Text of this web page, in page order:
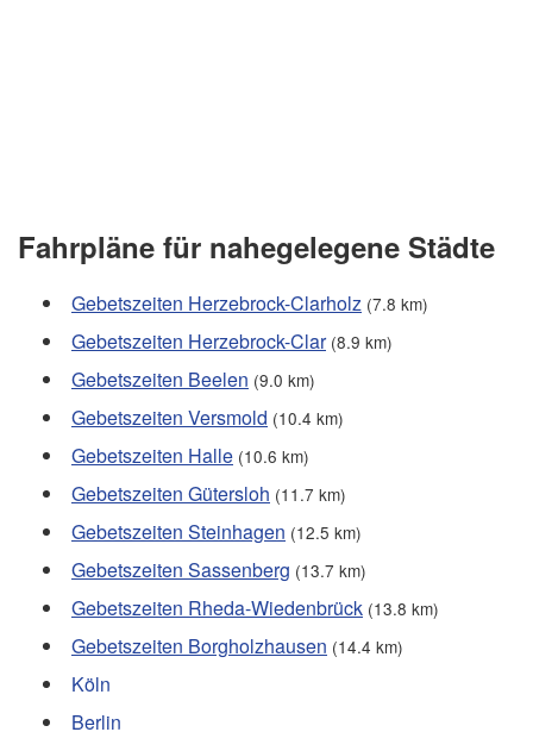
Fahrpläne für nahegelegene Städte
Gebetszeiten Herzebrock-Clarholz (7.8 km)
Gebetszeiten Herzebrock-Clar (8.9 km)
Gebetszeiten Beelen (9.0 km)
Gebetszeiten Versmold (10.4 km)
Gebetszeiten Halle (10.6 km)
Gebetszeiten Gütersloh (11.7 km)
Gebetszeiten Steinhagen (12.5 km)
Gebetszeiten Sassenberg (13.7 km)
Gebetszeiten Rheda-Wiedenbrück (13.8 km)
Gebetszeiten Borgholzhausen (14.4 km)
Köln
Berlin